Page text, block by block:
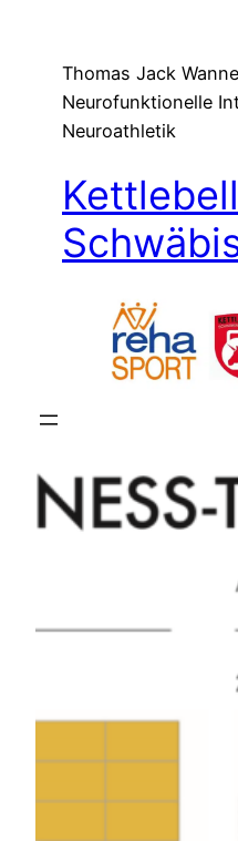
springenThomas Jack
Neurofunktionelle
Neuroathletik
Kettlebell